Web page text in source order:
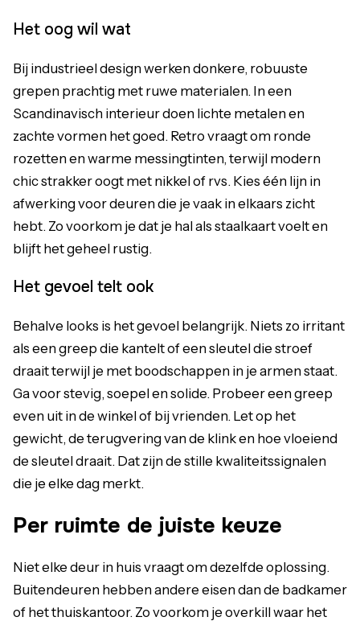
Het oog wil wat
Bij industrieel design werken donkere, robuuste
grepen prachtig met ruwe materialen. In een
Scandinavisch interieur doen lichte metalen en
zachte vormen het goed. Retro vraagt om ronde
rozetten en warme messingtinten, terwijl modern
chic strakker oogt met nikkel of rvs. Kies één lijn in
afwerking voor deuren die je vaak in elkaars zicht
hebt. Zo voorkom je dat je hal als staalkaart voelt en
blijft het geheel rustig.
Het gevoel telt ook
Behalve looks is het gevoel belangrijk. Niets zo irritant
als een greep die kantelt of een sleutel die stroef
draait terwijl je met boodschappen in je armen staat.
Ga voor stevig, soepel en solide. Probeer een greep
even uit in de winkel of bij vrienden. Let op het
gewicht, de terugvering van de klink en hoe vloeiend
de sleutel draait. Dat zijn de stille kwaliteitssignalen
die je elke dag merkt.
Per ruimte de juiste keuze
Niet elke deur in huis vraagt om dezelfde oplossing.
Buitendeuren hebben andere eisen dan de badkamer
of het thuiskantoor. Zo voorkom je overkill waar het